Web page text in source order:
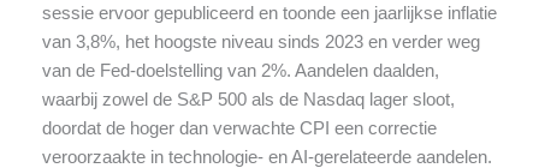
sessie ervoor gepubliceerd en toonde een jaarlijkse inflatie
van 3,8%, het hoogste niveau sinds 2023 en verder weg
van de Fed-doelstelling van 2%. Aandelen daalden,
waarbij zowel de S&P 500 als de Nasdaq lager sloot,
doordat de hoger dan verwachte CPI een correctie
veroorzaakte in technologie- en AI-gerelateerde aandelen.